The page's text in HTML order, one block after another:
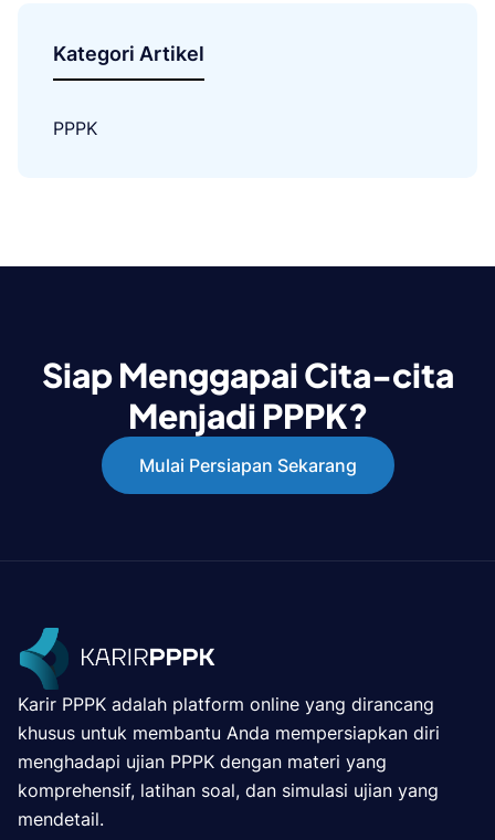
Kategori Artikel
PPPK
Siap Menggapai Cita-cita
Menjadi PPPK?
Mulai Persiapan Sekarang
Karir PPPK adalah platform online yang dirancang
khusus untuk membantu Anda mempersiapkan diri
menghadapi ujian PPPK dengan materi yang
komprehensif, latihan soal, dan simulasi ujian yang
mendetail.